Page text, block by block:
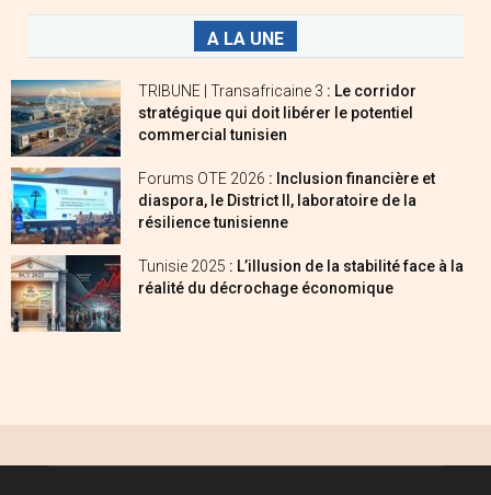
A LA UNE
TRIBUNE | Transafricaine 3 : Le corridor
stratégique qui doit libérer le potentiel
commercial tunisien
Forums OTE 2026 : Inclusion financière et
diaspora, le District II, laboratoire de la
résilience tunisienne
Tunisie 2025 : L’illusion de la stabilité face à la
réalité du décrochage économique